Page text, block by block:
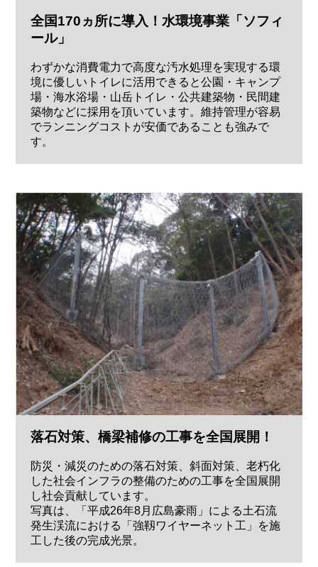
全国170ヵ所に導入！水環境事業「ソフィ
ール」
わずかな消費電力で高度な汚水処理を実現する環
境に優しいトイレに活用できると公園・キャンプ
場・海水浴場・山岳トイレ・公共建築物・民間建
築物などに採用を頂いています。維持管理が容易
でランニングコストが安価であることも強みで
す。
落石対策、橋梁補修の工事を全国展開！
防災・減災のための落石対策、斜面対策、老朽化
した社会インフラの整備のための工事を全国展開
し社会貢献しています。
写真は、「平成26年8月広島豪雨」による土石流
発生渓流における「強靱ワイヤーネット工」を施
工した後の完成光景。